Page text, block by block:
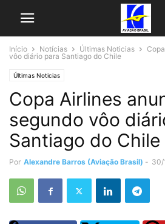
Início Notícias Últimas Noticias
vôo diário para Santiago do Chile
Últimas Noticias
Copa Airlines
segundo vôo
Santiago do Chile
Por Alexandre Barros (Aviação Brasil) - 30/